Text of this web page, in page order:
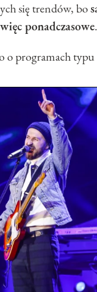
się trendów, bo
ponadczasowe.
programach typu